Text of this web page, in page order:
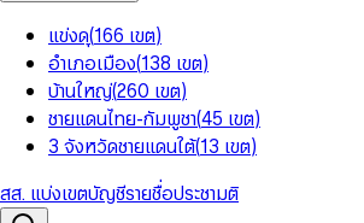
แข่งดุ(166 เขต)
อำเภอเมือง(138 เขต)
บ้านใหญ่(260 เขต)
ชายแดนไทย-กัมพูชา(45 เขต)
3 จังหวัดชายแดนใต้(13 เขต)
สส. แบ่งเขตบัญชีรายชื่อประชามติ